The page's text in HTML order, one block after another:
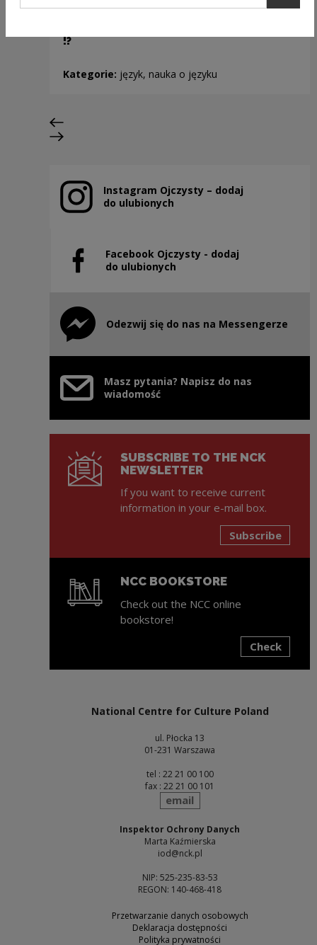
!?
Kategorie: język, nauka o języku
Previous slide
Next slide
Instagram Ojczysty – dodaj
do ulubionych
Note, the link will open in a new window
Facebook Ojczysty - dodaj
do ulubionych
Note, the link will open in a new window
Odezwij się do nas na Messengerze
Note, the link will open in a new window
Masz pytania? Napisz do nas
wiadomość
SUBSCRIBE TO THE NCK
NEWSLETTER
If you want to receive current
information in your e-mail box.
Subscribe
NCC BOOKSTORE
Check out the NCC online
bookstore!
Check
National Centre for Culture Poland
ul. Płocka 13
01-231 Warszawa
tel : 22 21 00 100
fax : 22 21 00 101
send
email
Inspektor Ochrony Danych
Marta Kaźmierska
iod@nck.pl
NIP: 525-235-83-53
REGON: 140-468-418
Przetwarzanie danych osobowych
Deklaracja dostępności
Polityka prywatności